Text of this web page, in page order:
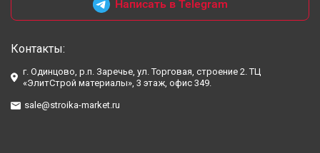
Написать в Telegram
Контакты:
г. Одинцово, р.п. Заречье, ул. Торговая, строение 2. ТЦ
«ЭлитСтрой материалы», 3 этаж, офис 349.
sale@stroika-market.ru